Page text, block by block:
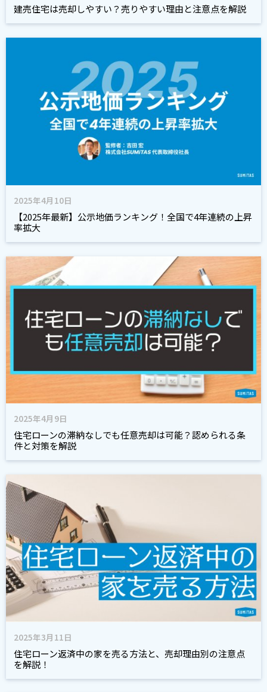
建売住宅は売却しやすい？売りやすい理由と注意点を解説
2025年4月10日
【2025年最新】公示地価ランキング！全国で4年連続の上昇
率拡大
2025年4月9日
住宅ローンの滞納なしでも任意売却は可能？認められる条
件と対策を解説
2025年3月11日
住宅ローン返済中の家を売る方法と、売却理由別の注意点
を解説！